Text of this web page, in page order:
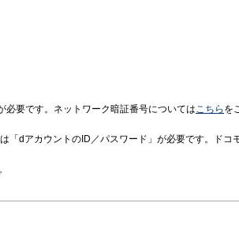
必要です。ネットワーク暗証番号についてはこちら を
「dアカウントのID／パスワード」が必要です。ドコ